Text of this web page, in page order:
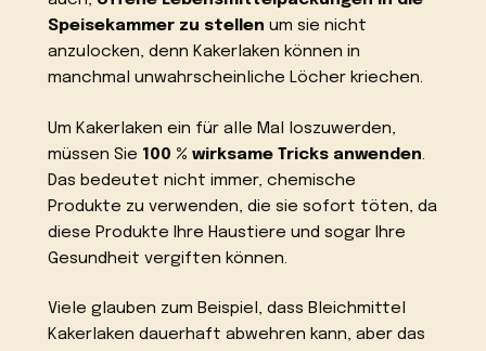
Speisekammer zu stellen um sie nicht
anzulocken, denn Kakerlaken können in
manchmal unwahrscheinliche Löcher kriechen.
Um Kakerlaken ein für alle Mal loszuwerden,
müssen Sie 100 % wirksame Tricks anwenden.
Das bedeutet nicht immer, chemische
Produkte zu verwenden, die sie sofort töten, da
diese Produkte Ihre Haustiere und sogar Ihre
Gesundheit vergiften können.
Viele glauben zum Beispiel, dass Bleichmittel
Kakerlaken dauerhaft abwehren kann, aber das